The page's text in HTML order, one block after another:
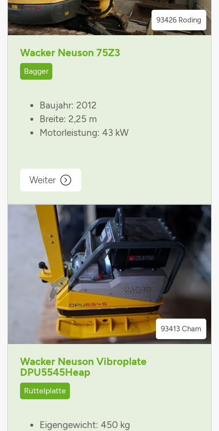
93426 Roding
Wacker Neuson 75Z3
Bagger
Baujahr: 2012
Breite: 2,25 m
Motorleistung: 43 kW
Weiter
93413 Cham
Wacker Neuson Vibroplate
DPU5545Heap
Rüttelplatte
Eigengewicht: 450 kg